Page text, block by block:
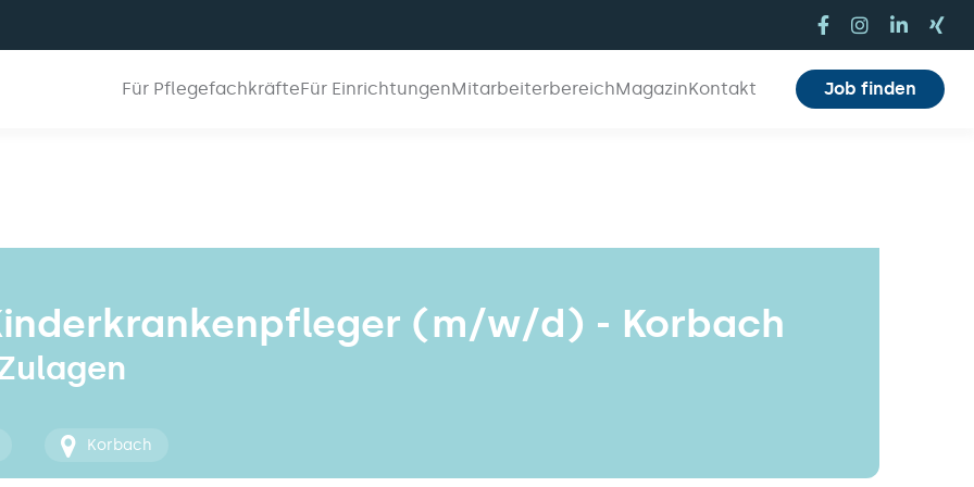
Für PflegefachkräfteFür EinrichtungenMitarbeiterbereichMagazinKontakt Job finden
(m/w/d) - Korbach
Korbach